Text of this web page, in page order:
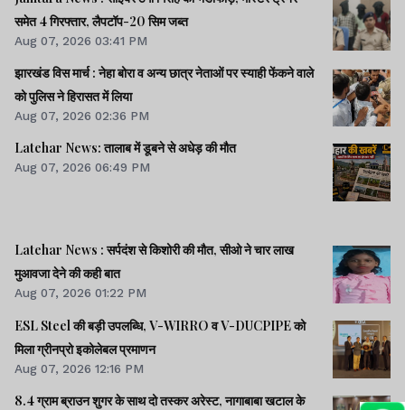
समेत 4 गिरफ्तार, लैपटॉप-20 सिम जब्त
Aug 07, 2026 03:41 PM
झारखंड विस मार्च : नेहा बोरा व अन्य छात्र नेताओं पर स्याही फेंकने वाले
को पुलिस ने हिरासत में लिया
Aug 07, 2026 02:36 PM
Latehar News: तालाब में डूबने से अधेड़ की मौत
Aug 07, 2026 06:49 PM
Latehar News : सर्पदंश से किशोरी की मौत, सीओ ने चार लाख
मुआवजा देने की कही बात
Aug 07, 2026 01:22 PM
ESL Steel की बड़ी उपलब्धि, V-WIRRO व V-DUCPIPE को
मिला ग्रीनप्रो इकोलेबल प्रमाणन
Aug 07, 2026 12:16 PM
8.4 ग्राम ब्राउन शुगर के साथ दो तस्कर अरेस्ट, नागाबाबा खटाल के